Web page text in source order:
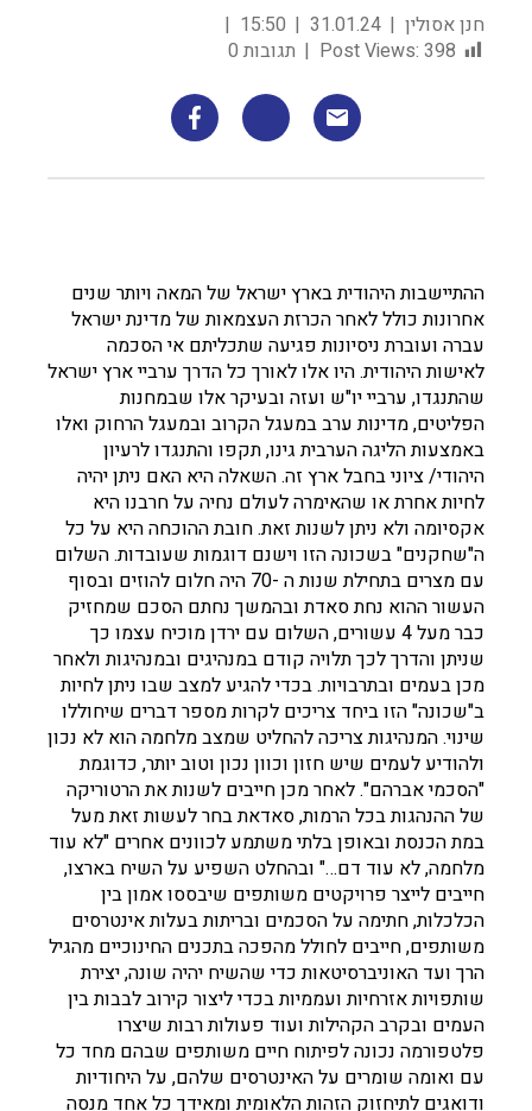
חנן אסולין 31.01.24
15:50
Post Views: 398 תגובות 0
ההתיישבות היהודית בארץ ישראל של המאה ויותר שנים
אחרונות כולל לאחר הכרזת העצמאות של מדינת ישראל
עברה ועוברת ניסיונות פגיעה שתכליתם אי הסכמה
לאישות היהודית. היו אלו לאורך כל הדרך ערביי ארץ ישראל
שהתנגדו, ערביי יו"ש ועזה ובעיקר אלו שבמחנות
הפליטים, מדינות ערב במעגל הקרוב ובמעגל הרחוק ואלו
באמצעות הליגה הערבית גינו, תקפו והתנגדו לרעיון
היהודי/ ציוני בחבל ארץ זה. השאלה היא האם ניתן יהיה
לחיות אחרת או שהאימרה לעולם נחיה על חרבנו היא
אקסיומה ולא ניתן לשנות זאת. חובת ההוכחה היא על כל
ה"שחקנים" בשכונה הזו וישנם דוגמות שעובדות. השלום
עם מצרים בתחילת שנות ה -70 היה חלום להוזים ובסוף
העשור ההוא נחת סאדת ובהמשך נחתם הסכם שמחזיק
כבר מעל 4 עשורים, השלום עם ירדן מוכיח עצמו כך
שניתן והדרך לכך תלויה קודם במנהיגים ובמנהיגות ולאחר
מכן בעמים ובתרבויות. בכדי להגיע למצב שבו ניתן לחיות
ב"שכונה" הזו ביחד צריכים לקרות מספר דברים שיחוללו
שינוי. המנהיגות צריכה להחליט שמצב מלחמה הוא לא נכון
ולהודיע לעמים שיש חזון וכוון נכון וטוב יותר, כדוגמת
"הסכמי אברהם". לאחר מכן חייבים לשנות את הרטוריקה
של ההנהגות בכל הרמות, סאדאת בחר לעשות זאת מעל
במת הכנסת ובאופן בלתי משתמע לכוונים אחרים "לא עוד
מלחמה, לא עוד דם…" ובהחלט השפיע על השיח בארצו,
חייבים לייצר פרויקטים משותפים שיבססו אמון בין
הכלכלות, חתימה על הסכמים ובריתות בעלות אינטרסים
משותפים, חייבים לחולל מהפכה בתכנים החינוכיים מהגיל
הרך ועד האוניברסיטאות כדי שהשיח יהיה שונה, יצירת
שותפויות אזרחיות ועממיות בכדי ליצור קירוב לבבות בין
העמים ובקרב הקהילות ועוד פעולות רבות שיצרו
פלטפורמה נכונה לפיתוח חיים משותפים שבהם מחד כל
עם ואומה שומרים על האינטרסים שלהם, על היחודיות
ודואגים לתיחזוק הזהות הלאומית ומאידך כל אחד מנסה